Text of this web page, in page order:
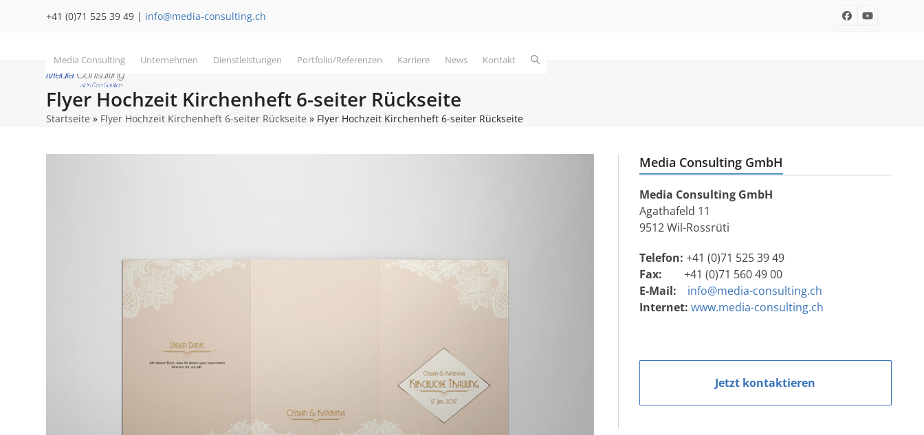
+41 (0)71 525 39 49 | info@media-consulting.ch FacebookYouTube
Media Consulting Unternehmen Dienstleistungen Portfolio/Referenzen Karriere News Kontakt
Flyer Hochzeit Kirchenheft 6-seiter Rückseite
Startseite » Flyer Hochzeit Kirchenheft 6-seiter Rückseite » Flyer Hochzeit Kirchenheft 6-seiter Rückseite
Media Consulting GmbH
Media Consulting GmbH
Agathafeld 11
9512 Wil-Rossrüti
Telefon: +41 (0)71 525 39 49
Fax: +41 (0)71 560 49 00
E-Mail:
info@media-consulting.ch
Internet: www.media-consulting.ch
Jetzt kontaktieren